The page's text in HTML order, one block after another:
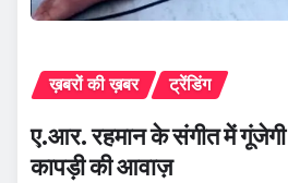
ख़बरों की ख़बर ट्रेंडिंग
ए.आर. रहमान के संगीत में
कापड़ी की आवाज़